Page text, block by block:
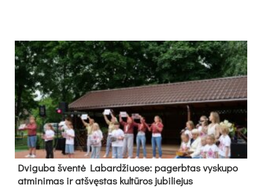
Dvi­gu­ba šven­tė La­bar­džiuo­se: pa­gerb­tas vys­ku­po
at­mi­ni­mas ir at­švęs­tas kul­tū­ros ju­bi­lie­jus